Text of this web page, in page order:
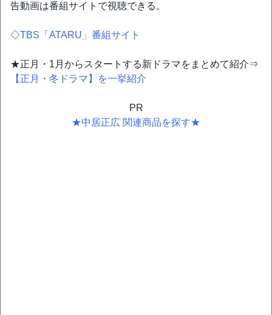
告動画は番組サイトで視聴できる。
◇TBS「ATARU」番組サイト
★正月・1月からスタートする新ドラマをまとめて紹介⇒
【正月・冬ドラマ】を一挙紹介
PR
★中居正広 関連商品を探す★